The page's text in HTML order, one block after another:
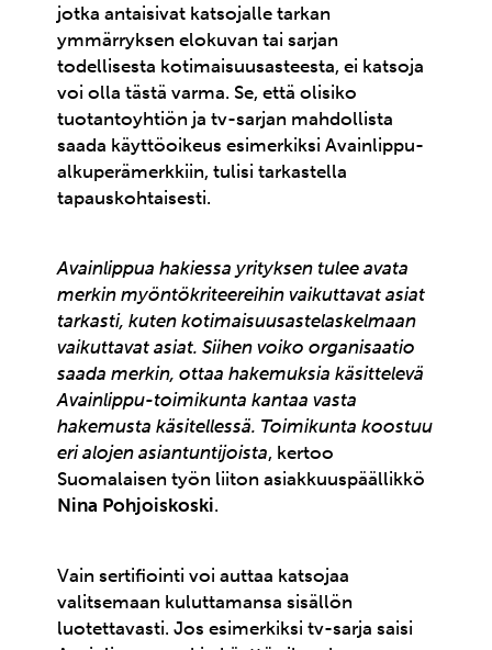
jotka antaisivat katsojalle tarkan
ymmärryksen elokuvan tai sarjan
todellisesta kotimaisuusasteesta, ei katsoja
voi olla tästä varma. Se, että olisiko
tuotantoyhtiön ja tv-sarjan mahdollista
saada käyttöoikeus esimerkiksi Avainlippu-
alkuperämerkkiin, tulisi tarkastella
tapauskohtaisesti.
Avainlippua hakiessa yrityksen tulee avata
merkin myöntökriteereihin vaikuttavat asiat
tarkasti, kuten kotimaisuusastelaskelmaan
vaikuttavat asiat. Siihen voiko organisaatio
saada merkin, ottaa hakemuksia käsittelevä
Avainlippu-toimikunta kantaa vasta
hakemusta käsitellessä. Toimikunta koostuu
eri alojen asiantuntijoista, kertoo
Suomalaisen työn liiton asiakkuuspäällikkö
Nina Pohjoiskoski.
Vain sertifiointi voi auttaa katsojaa
valitsemaan kuluttamansa sisällön
luotettavasti. Jos esimerkiksi tv-sarja saisi